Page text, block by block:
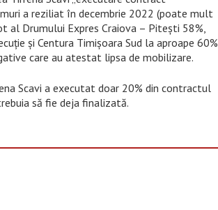
a reziliat în decembrie 2022 (poate mult
al Drumului Expres Craiova – Pitești 58%,
și Centura Timișoara Sud la aproape 60%
care au atestat lipsa de mobilizare.
Scavi a executat doar 20% din contractul
să fie deja finalizată.